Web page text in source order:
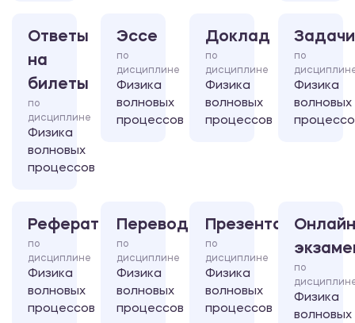
Ответы
на
билеты
по
дисциплине
Физика
волновых
процессов
Эссе
по
дисциплине
Физика
волновых
процессов
Доклад
по
дисциплине
Физика
волновых
процессов
Задачи
по
Физика
волновых
Реферат
по
дисциплине
Физика
волновых
процессов
Перевод
по
дисциплине
Физика
волновых
процессов
Презентация
по
дисциплине
Физика
волновых
процессов
по
Физика
волновых